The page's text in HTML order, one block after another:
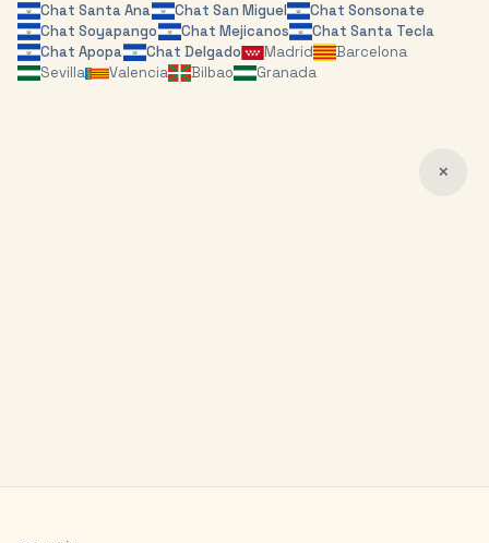
ChatSanta Ana Chat San Miguel Chat Sonsonate
ChatSoyapango Chat Mejicanos Chat Santa Tecla
ChatApopa Chat Delgado Madrid
Barcelona
Sevilla
Valencia Bilbao Granada
✕